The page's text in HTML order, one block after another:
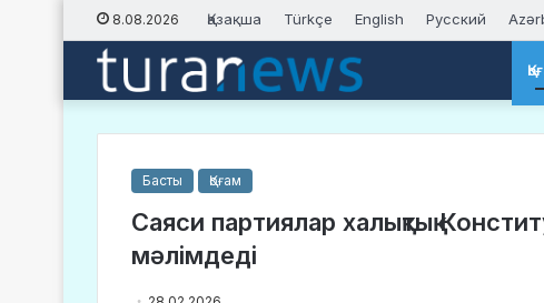
8.08.2026 Қазақша Türkçe English Русский
Басты Қоғам
Саяси партиялар халықтық
мәлімдеді